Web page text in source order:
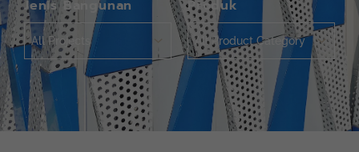
Jenis Bangunan Produk